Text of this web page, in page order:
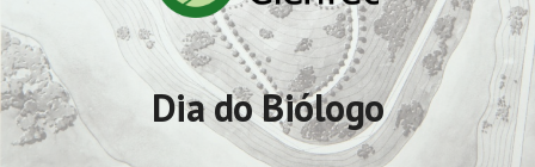
Dia do Biólogo